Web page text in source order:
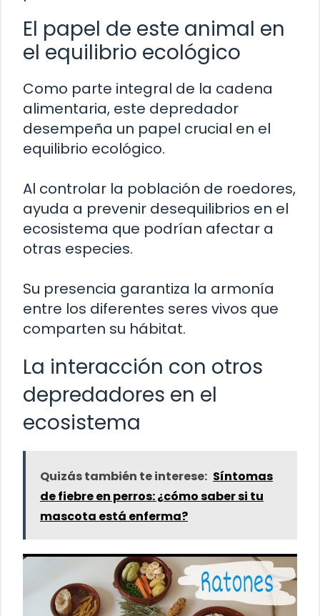
El papel de este animal en
el equilibrio ecológico
Como parte integral de la cadena
alimentaria, este depredador
desempeña un papel crucial en el
equilibrio ecológico.
Al controlar la población de roedores,
ayuda a prevenir desequilibrios en el
ecosistema que podrían afectar a
otras especies.
Su presencia garantiza la armonía
entre los diferentes seres vivos que
comparten su hábitat.
La interacción con otros
depredadores en el
ecosistema
Quizás también te interese: Síntomas
de fiebre en perros: ¿cómo saber si tu
mascota está enferma?